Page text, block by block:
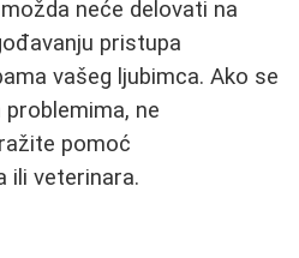
neće delovati na
pristupa
vašeg ljubimca. Ako se
ne
pomoć
ili veterinara.